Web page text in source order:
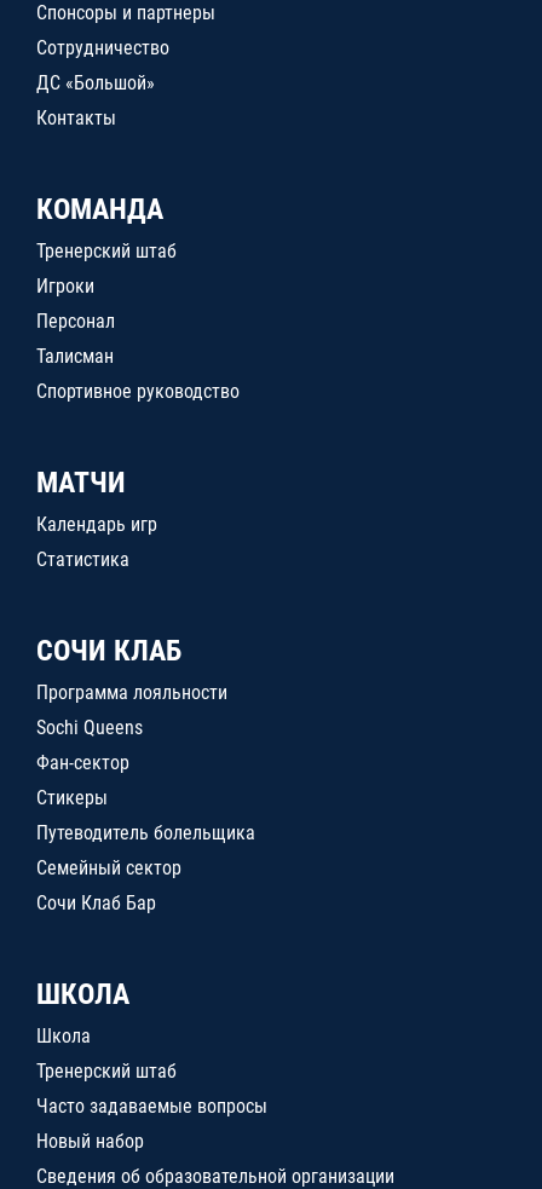
Спонсоры и партнеры
Сотрудничество
ДС «Большой»
Контакты
КОМАНДА
Тренерский штаб
Игроки
Персонал
Талисман
Спортивное руководство
МАТЧИ
Календарь игр
Статистика
СОЧИ КЛАБ
Программа лояльности
Sochi Queens
Фан-сектор
Стикеры
Путеводитель болельщика
Семейный сектор
Сочи Клаб Бар
ШКОЛА
Школа
Тренерский штаб
Часто задаваемые вопросы
Новый набор
Сведения об образовательной организации